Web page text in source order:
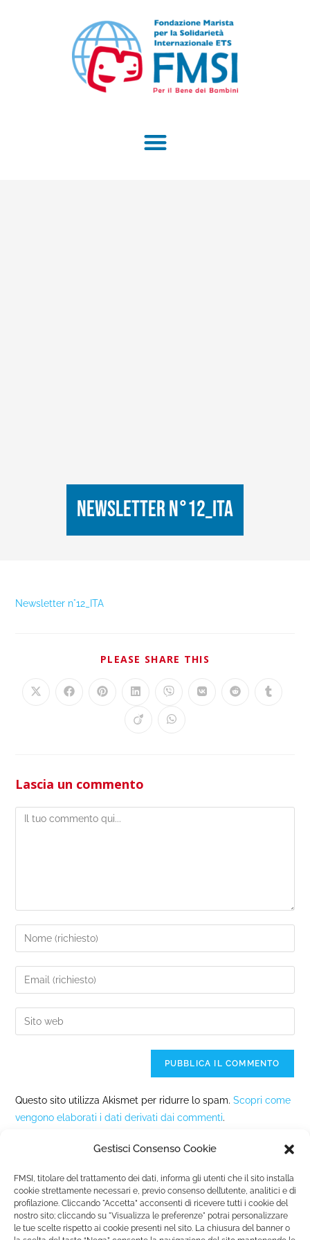
Gestisci Consenso Cookie
FMSI, titolare del trattamento dei dati, informa gli utenti che il sito installa
cookie strettamente necessari e, previo consenso dell’utente, analitici e di
profilazione. Cliccando "Accetta” acconsenti di ricevere tutti i cookie del
nostro sito; cliccando su "Visualizza le preferenze" potrai personalizzare
le tue scelte rispetto ai cookie presenti nel sito. La chiusura del banner o
Newsletter n°12_ITA
Newsletter n°12_ITA
PLEASE SHARE THIS
Lascia un commento
Questo sito utilizza Akismet per ridurre lo spam.Scopri come
vengono elaborati i dati derivati dai commenti.
Fondazione Marista per la Solidarietà Internazionale ETS